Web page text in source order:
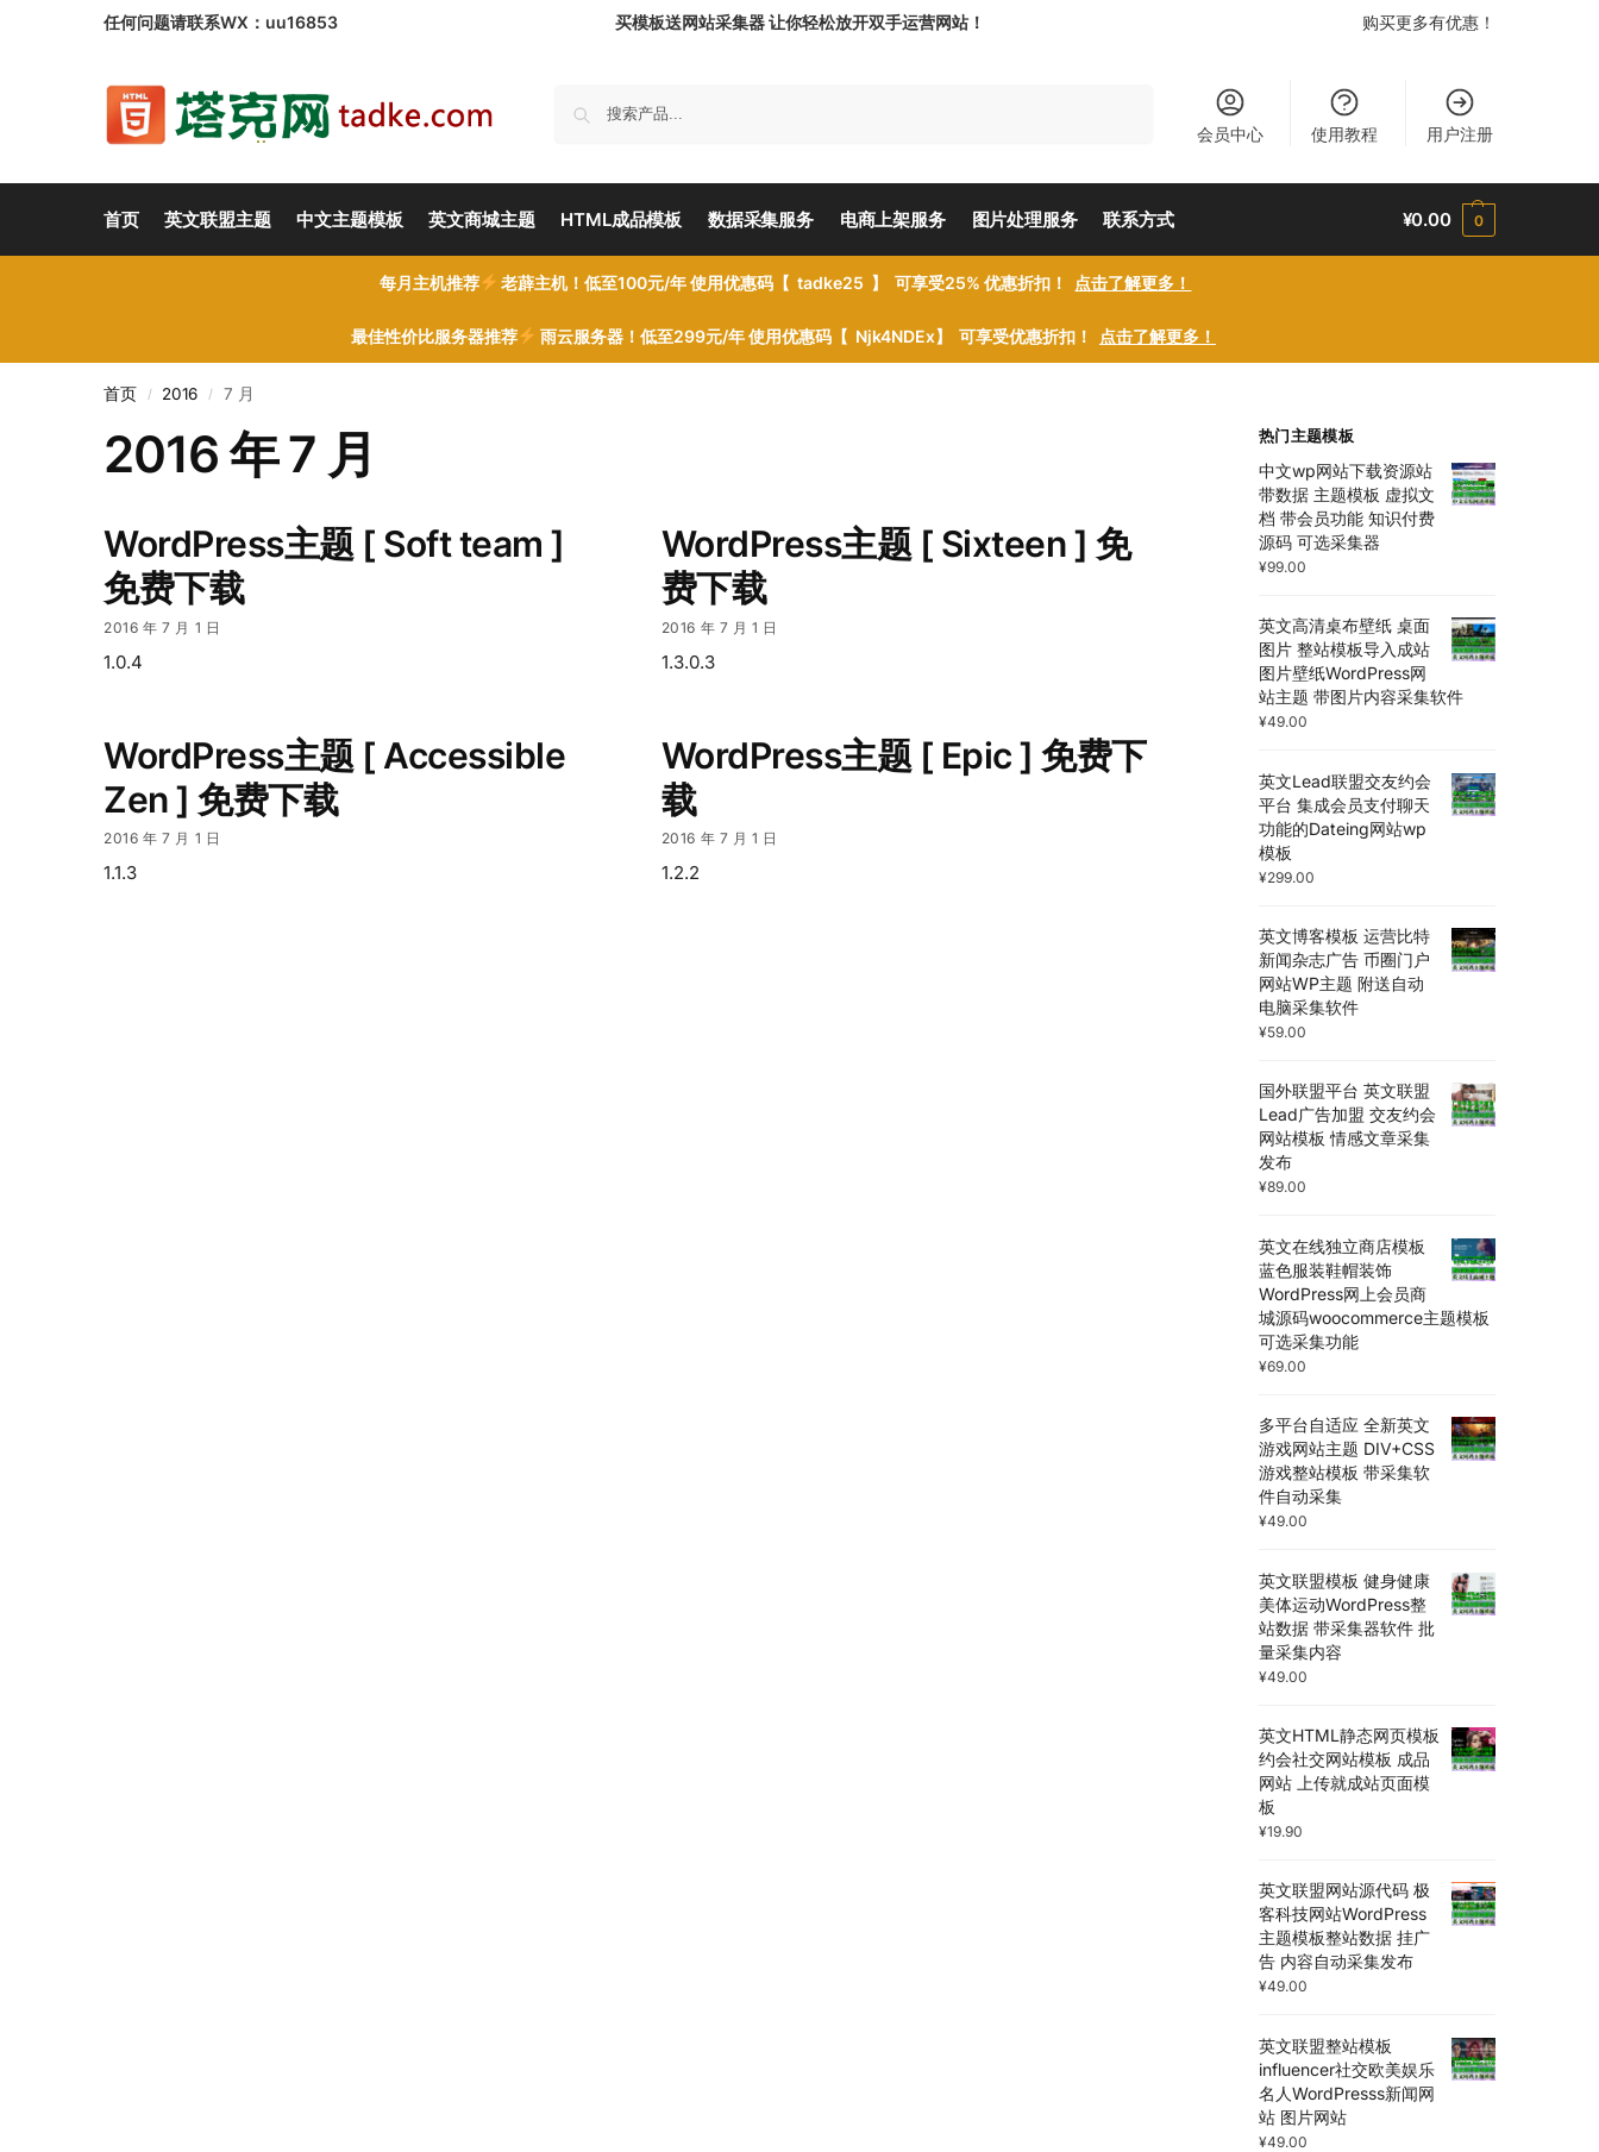
任何问题请联系WX：uu16853 买模板送网站采集器 让你轻松放开双手运营网站！ 购买更多有优惠！
会员中心 使用教程 用户注册
首页 英文联盟主题 中文主题模板 英文商城主题 HTML成品模板 数据采集服务 电商上架服务 图片处理服务 联系方式 ¥0.00 0
每月主机推荐 老薜主机！低至100元/年 使用优惠码【 tadke25 】 可享受25% 优惠折扣！ 点击了解更多！
最佳性价比服务器推荐 雨云服务器！低至299元/年 使用优惠码【 Njk4NDEx】 可享受优惠折扣！ 点击了解更多！
首页 / 2016 / 7 月
2016 年 7 月
WordPress主题 [ Soft team ]
免费下载
2016 年 7 月 1 日
1.0.4
WordPress主题 [ Sixteen ] 免
费下载
2016 年 7 月 1 日
1.3.0.3
WordPress主题 [ Accessible
Zen ] 免费下载
2016 年 7 月 1 日
1.1.3
WordPress主题 [ Epic ] 免费下
载
2016 年 7 月 1 日
1.2.2
热门主题模板
中文wp网站下载资源站
带数据 主题模板 虚拟文
档 带会员功能 知识付费
源码 可选采集器
¥99.00
英文高清桌布壁纸 桌面
图片 整站模板导入成站
图片壁纸WordPress网
站主题 带图片内容采集软件
¥49.00
英文Lead联盟交友约会
平台 集成会员支付聊天
功能的Dateing网站wp
模板
¥299.00
英文博客模板 运营比特
新闻杂志广告 币圈门户
网站WP主题 附送自动
电脑采集软件
¥59.00
国外联盟平台 英文联盟
Lead广告加盟 交友约会
网站模板 情感文章采集
发布
¥89.00
英文在线独立商店模板
蓝色服装鞋帽装饰
WordPress网上会员商
城源码woocommerce主题模板
可选采集功能
¥69.00
多平台自适应 全新英文
游戏网站主题 DIV+CSS
游戏整站模板 带采集软
件自动采集
¥49.00
英文联盟模板 健身健康
美体运动WordPress整
站数据 带采集器软件 批
量采集内容
¥49.00
英文HTML静态网页模板
约会社交网站模板 成品
网站 上传就成站页面模
板
¥19.90
英文联盟网站源代码 极
客科技网站WordPress
主题模板整站数据 挂广
告 内容自动采集发布
¥49.00
英文联盟整站模板
influencer社交欧美娱乐
名人WordPresss新闻网
站 图片网站
¥49.00